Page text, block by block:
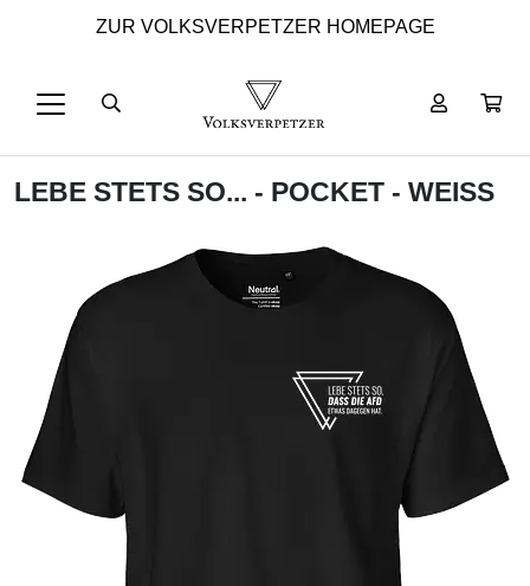
ZUR VOLKSVERPETZER HOMEPAGE
LEBE STETS SO... - POCKET - WEISS